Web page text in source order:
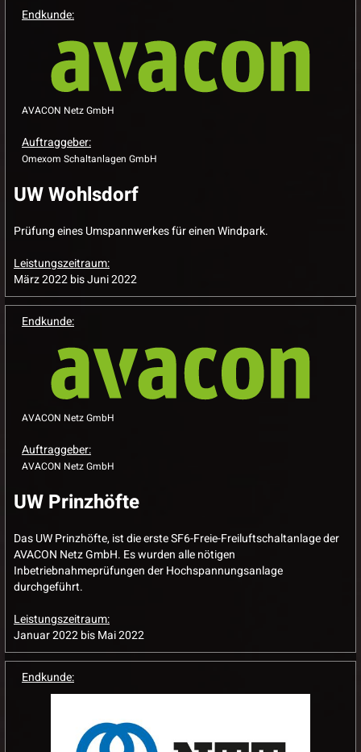
Endkunde:
AVACON Netz GmbH
Auftraggeber:
Omexom Schaltanlagen GmbH
UW Wohlsdorf
Prüfung eines Umspannwerkes für einen Windpark.
Leistungszeitraum:
März 2022 bis Juni 2022
Endkunde:
AVACON Netz GmbH
Auftraggeber:
AVACON Netz GmbH
UW Prinzhöfte
Das UW Prinzhöfte, ist die erste SF6-Freie-Freiluftschaltanlage der
AVACON Netz GmbH. Es wurden alle nötigen
Inbetriebnahmeprüfungen der Hochspannungsanlage
durchgeführt.
Leistungszeitraum:
Januar 2022 bis Mai 2022
Endkunde: